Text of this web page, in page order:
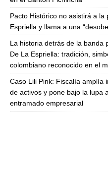
Pacto Histórico no asistirá a la
Espriella y llama a una
La historia detrás de la banda
De La Espriella: tradición,
colombiano reconocido en el
Caso Lili Pink: Fiscalía amplía
de activos y pone bajo la lupa
entramado empresarial